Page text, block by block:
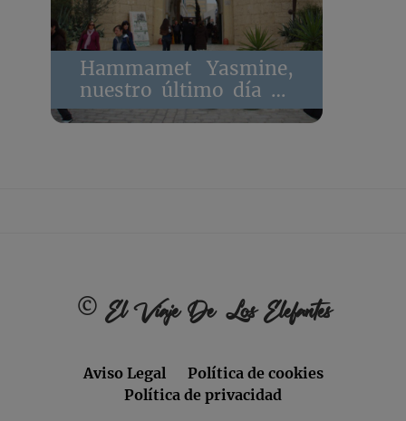
Hammamet Yasmine,
nuestro último día en
Túnez
© El Viaje De Los Elefantes
Aviso Legal
Política de cookies
Política de privacidad